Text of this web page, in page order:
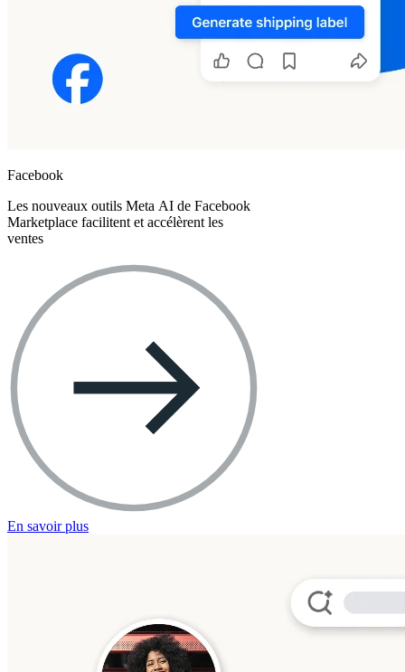
Facebook
Les nouveaux outils Meta AI de Facebook
Marketplace facilitent et accélèrent les
ventes
En savoir plus